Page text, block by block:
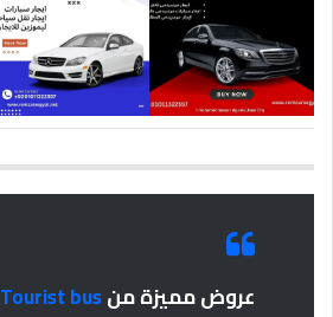
عروض مميزة منTourist bus